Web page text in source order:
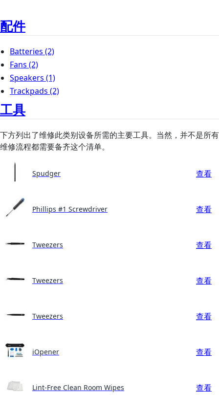
配件
Batteries (2)
Fans (2)
Speakers (1)
Trackpads (2)
工具
下方列出了维修此类别设备所需的主要工具。当然，并不是所有
维修流程都需要备齐这个清单。
Spudger 查看
Phillips #1 Screwdriver 查看
Tweezers 查看
Tweezers 查看
Tweezers 查看
iOpener 查看
Lint-Free Clean Room Wipes 查看